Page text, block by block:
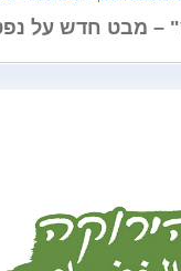
– מבט חדש על נפט